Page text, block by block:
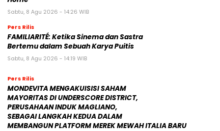
Sabtu, 8 Agu 2026 - 14:26 WIB
Pers Rilis
FAMILIARITÉ: Ketika Sinema dan Sastra
Bertemu dalam Sebuah Karya Puitis
Sabtu, 8 Agu 2026 - 14:19 WIB
Pers Rilis
MONDEVITA MENGAKUISISI SAHAM
MAYORITAS DI UNDERSCORE DISTRICT,
PERUSAHAAN INDUK MAGLIANO,
SEBAGAI LANGKAH KEDUA DALAM
MEMBANGUN PLATFORM MEREK MEWAH ITALIA BARU